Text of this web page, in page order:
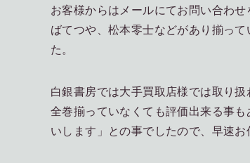
お客様からはメールにてお問い合わ
ばてつや、松本零士などがあり揃っ
た。
白銀書房では大手買取店様では取り
全巻揃っていなくても評価出来る事
いします」との事でしたので、早速お